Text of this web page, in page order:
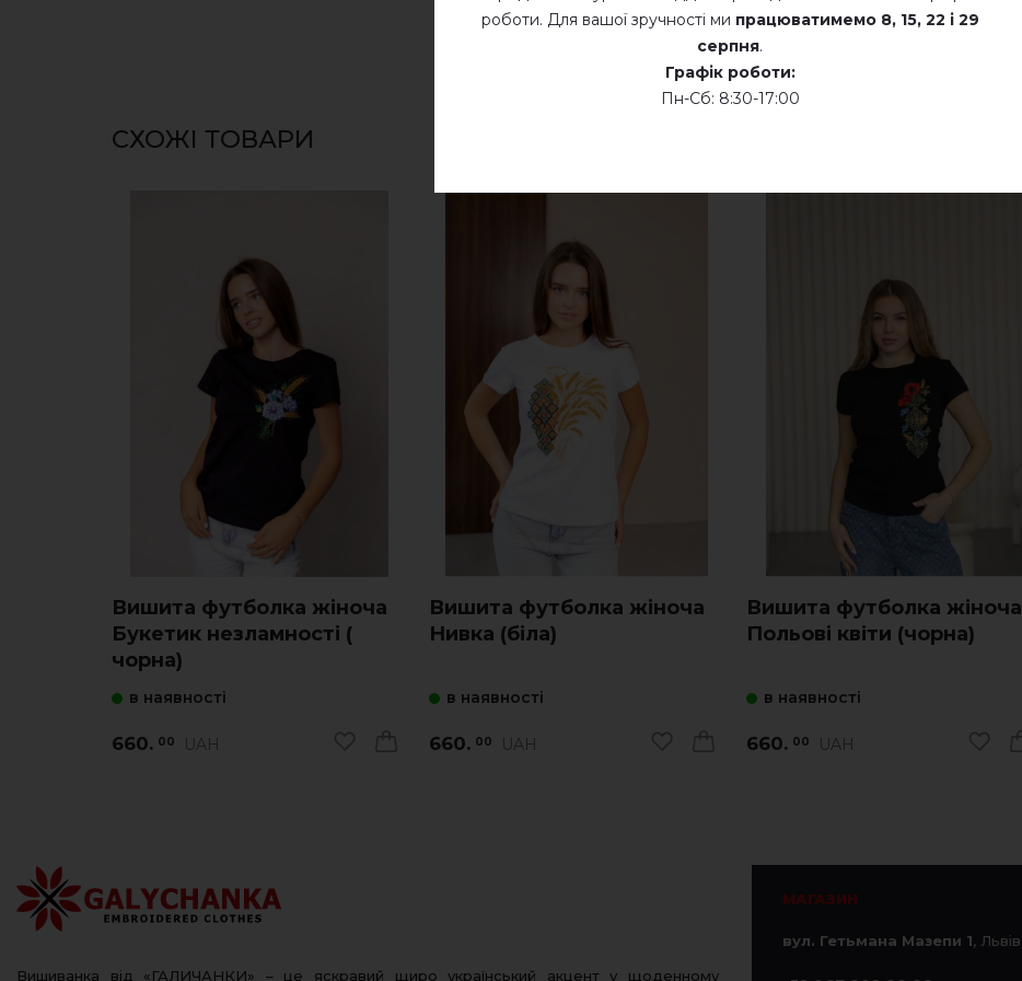
СХОЖІ ТОВАРИ
Вишита футболка жіноча
Букетик незламності (
чорна)
в наявності
660. 00 UAH
Вишита футболка жіноча
Нивка (біла)
в наявності
660. 00 UAH
Вишита футболка жіноча
Польові квіти (чорна)
в наявності
660. 00 UAH
Вишиванка від «ГАЛИЧАНКИ» – це яскравий щиро український акцент у щоденному
МАГАЗИН
вул. Гетьмана Мазепи 1, Львів
роботи. Для вашої зручності ми працюватимемо 8, 15, 22 і 29
серпня.
Графік роботи:
Пн-Сб: 8:30-17:00